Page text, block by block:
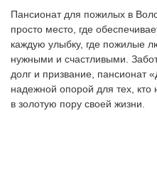
Пансионат для пожилых в
просто место, где
каждую улыбку, где пожилые
нужными и счастливыми.
долг и призвание, пансионат
надежной опорой для тех,
в золотую пору своей жизни.